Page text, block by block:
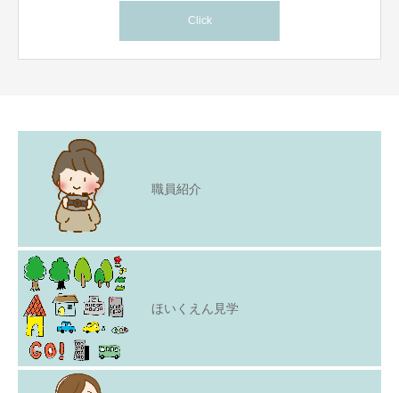
Click
職員紹介
ほいくえん見学